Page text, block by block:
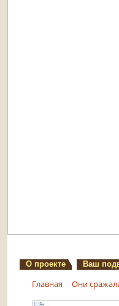
О проекте Ваш
Главная Они